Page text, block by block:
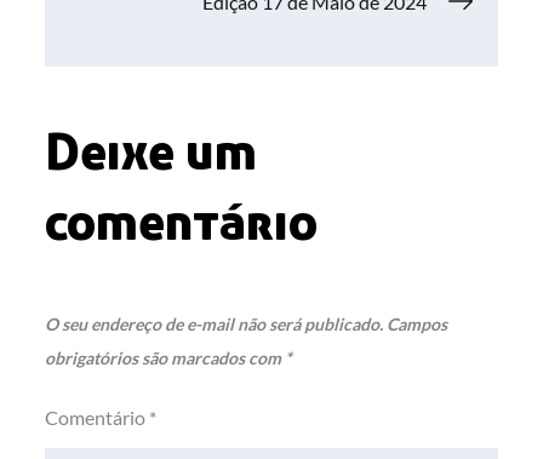
Deixe um
comentário
O seu endereço de e-mail não será publicado. Campos
obrigatórios são marcados com *
Comentário *